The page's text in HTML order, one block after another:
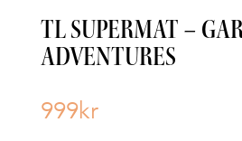
TL SUPERMAT –
ADVENTURES
999kr